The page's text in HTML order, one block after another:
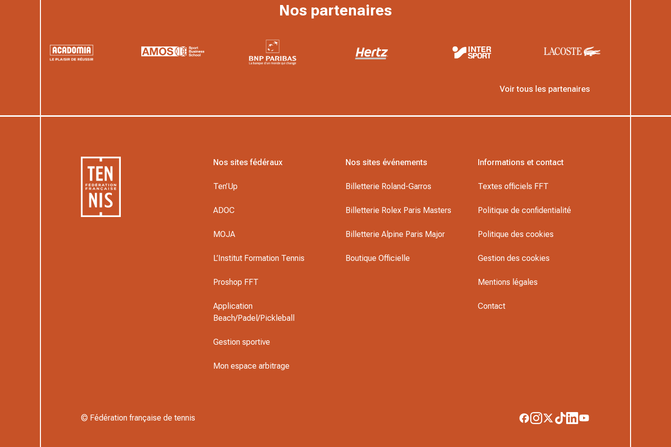
Nos partenaires
Voir tous les partenaires
Nos sites fédéraux
Ten’Up
ADOC
MOJA
L’Institut Formation Tennis
Proshop FFT
Application
Beach/Padel/Pickleball
Gestion sportive
Mon espace arbitrage
Nos sites événements
Billetterie Roland-Garros
Billetterie Rolex Paris Masters
Billetterie Alpine Paris Major
Boutique Officielle
Informations et contact
Textes officiels FFT
Politique de confidentialité
Politique des cookies
Gestion des cookies
Mentions légales
Contact
© Fédération française de tennis